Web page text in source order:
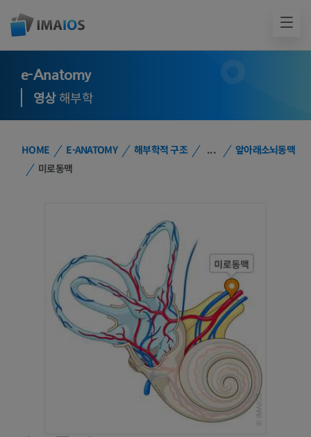
e-Anatomy
영상해부학
HOME E-ANATOMY 해부학적 구조 ...
앞아래소뇌동맥
미로동맥